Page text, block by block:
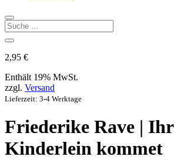
2,95 €
Enthält 19% MwSt.
zzgl. Versand
Lieferzeit: 3-4 Werktage
Friederike Rave | Ihr
Kinderlein kommet